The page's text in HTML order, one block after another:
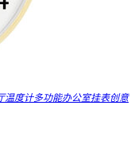
温度计多功能办公室挂表创意